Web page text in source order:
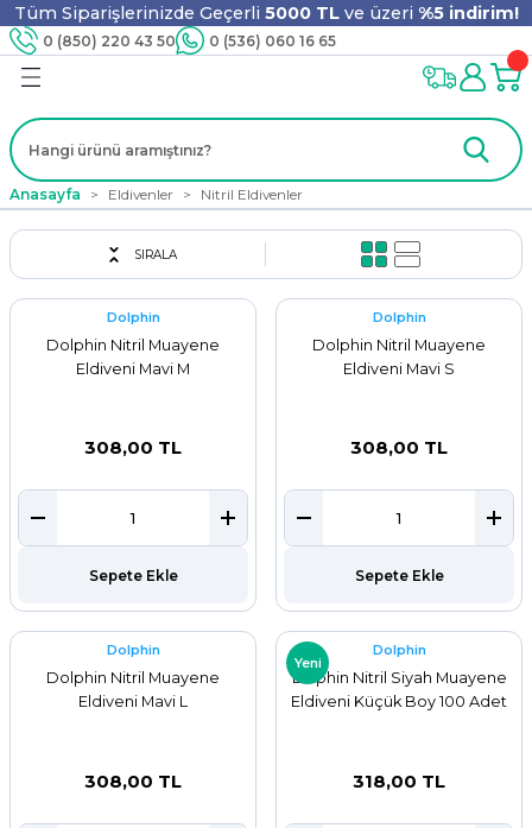
Tüm Siparişlerinizde Geçerli 5000 TLve üzeri %5 indirim!
0 (850) 220 43 50 0 (536) 060 16 65
Geri Dön
Geri Dön
Ürünleri
Geri Dön
Geri Dön
Tahta Karıştırıcı
Geri Dön
Kapları
Geri Dön
Geri Dön
Geri Dön
Anasayfa Eldivenler Nitril Eldivenler
SIRALA
Dolphin
Dolphin Nitril Muayene
Eldiveni Mavi M
308,00 TL
Sepete Ekle
Dolphin
Dolphin Nitril Muayene
Eldiveni Mavi S
308,00 TL
Sepete Ekle
Dolphin
Dolphin Nitril Muayene
Eldiveni Mavi L
308,00 TL
Yeni
Dolphin
Dophin Nitril Siyah Muayene
Eldiveni Küçük Boy 100 Adet
318,00 TL